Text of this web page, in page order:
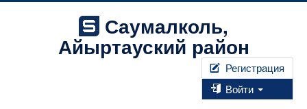
Саумалколь,
Айыртауский район
Регистрация
Войти